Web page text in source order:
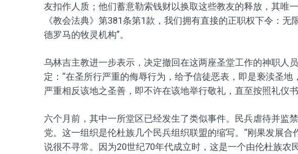
友扣作人质；他们蓄意勒索钱财以换取这些教友的释放，其唯
《教会法典》第381条第1款，我们拥有直接的正职权下令：无
德罗马的牧灵机构”。
乌林吉主教进一步表示，决定撤回在这两座圣堂工作的神职人
定：“在圣所行严重的侮辱行为，给予信徒恶表，即是亵渎圣
严重相反该地之圣善，即不许在该地举行敬礼，直至按照礼仪书
六个月前，其中一所堂区已经发生了类似事件。民兵虐待并监
党。这一组织是伦杜族几个民兵组织联盟的缩写。“刚果发展合
说很不寻常。因为20世纪70年代成立时，这是一个由伦杜族农